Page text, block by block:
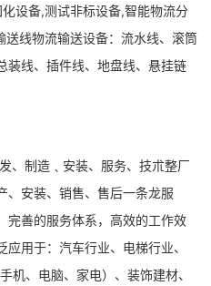
设备,测试非标设备,智能物流分
线物流输送设备：流水线、滚筒
装线、插件线、地盘线、悬挂链
、制造﹑安装、服务、技朮整厂
、安装、销售、售后一条龙服
完善的服务体系，高效的工作效
用于：汽车行业、电梯行业、
机、电脑、家电）、装饰建材、